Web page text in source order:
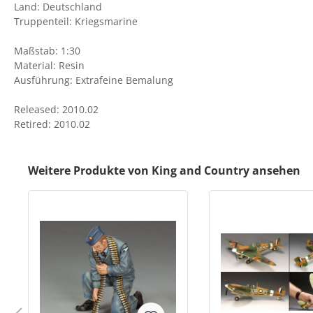
Land: Deutschland
Truppenteil: Kriegsmarine
Maßstab: 1:30
Material: Resin
Ausführung: Extrafeine Bemalung
Released: 2010.02
Retired: 2010.02
Weitere Produkte von King and Country ansehen